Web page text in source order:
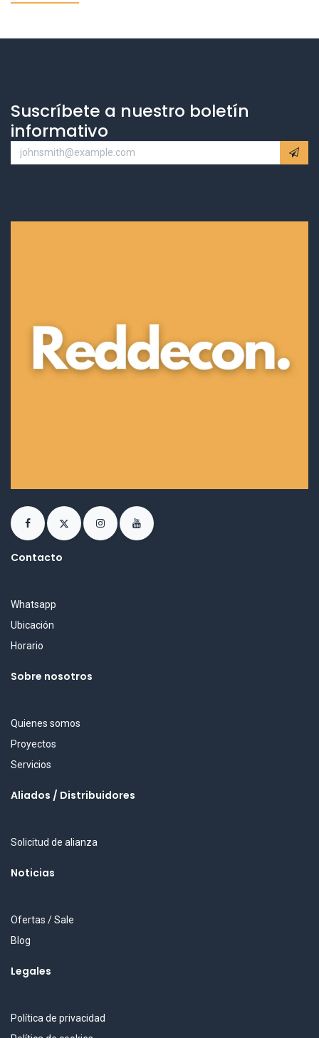
Suscríbete a nuestro boletín
informativo
Contacto
Whatsapp
Ubicación
Horario
Sobre nosotros
Quienes somos
Proyectos
Servicios
Aliados / Distribuidores
Solicitud de alianza
Noticias
Ofertas / Sale
Blog
Legales
Política de privacidad